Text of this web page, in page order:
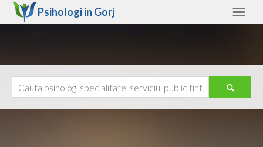
Psihologi in Gorj
Ajutor